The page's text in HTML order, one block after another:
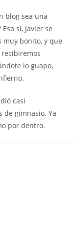
blog sea una
sí, Javier se
bonito, y que
lo guapo,
casi
de gimnasio. Ya
por dentro.